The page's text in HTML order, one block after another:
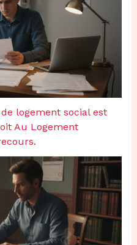
logement social est
Au Logement